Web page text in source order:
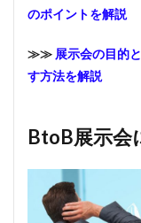
のポイントを解説
≫≫ 展示会の目的
す方法を解説
BtoB展示会